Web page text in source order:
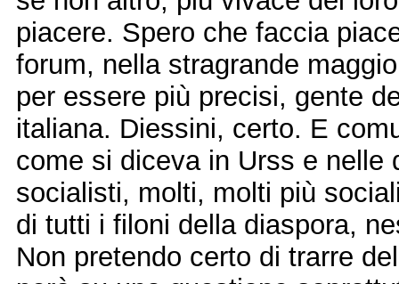
piacere. Spero che faccia
forum, nella stragrande
per essere più precisi, gente
italiana. Diessini, certo. E
come si diceva in Urss e nelle
socialisti, molti, molti più
di tutti i filoni della diaspora,
Non pretendo certo di trarre